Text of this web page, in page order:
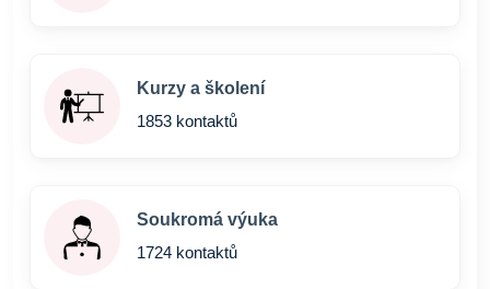
Kurzy a školení
1853 kontaktů
Soukromá výuka
1724 kontaktů